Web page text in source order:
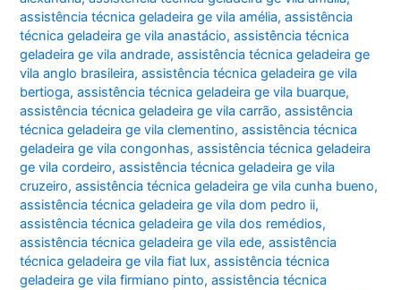
assistência técnica geladeira ge vila amélia,assistência
técnica geladeira ge vila anastácio,assistência técnica
geladeira ge vila andrade,assistência técnica geladeira ge
vila anglo brasileira,assistência técnica geladeira ge vila
bertioga,assistência técnica geladeira ge vila buarque,
assistência técnica geladeira ge vila carrão,assistência
técnica geladeira ge vila clementino,assistência técnica
geladeira ge vila congonhas,assistência técnica geladeira
ge vila cordeiro,assistência técnica geladeira ge vila
cruzeiro,assistência técnica geladeira ge vila cunha bueno,
assistência técnica geladeira ge vila dom pedro ii,
assistência técnica geladeira ge vila dos remédios,
assistência técnica geladeira ge vila ede,assistência
técnica geladeira ge vila fiat lux,assistência técnica
geladeira ge vila firmiano pinto,assistência técnica